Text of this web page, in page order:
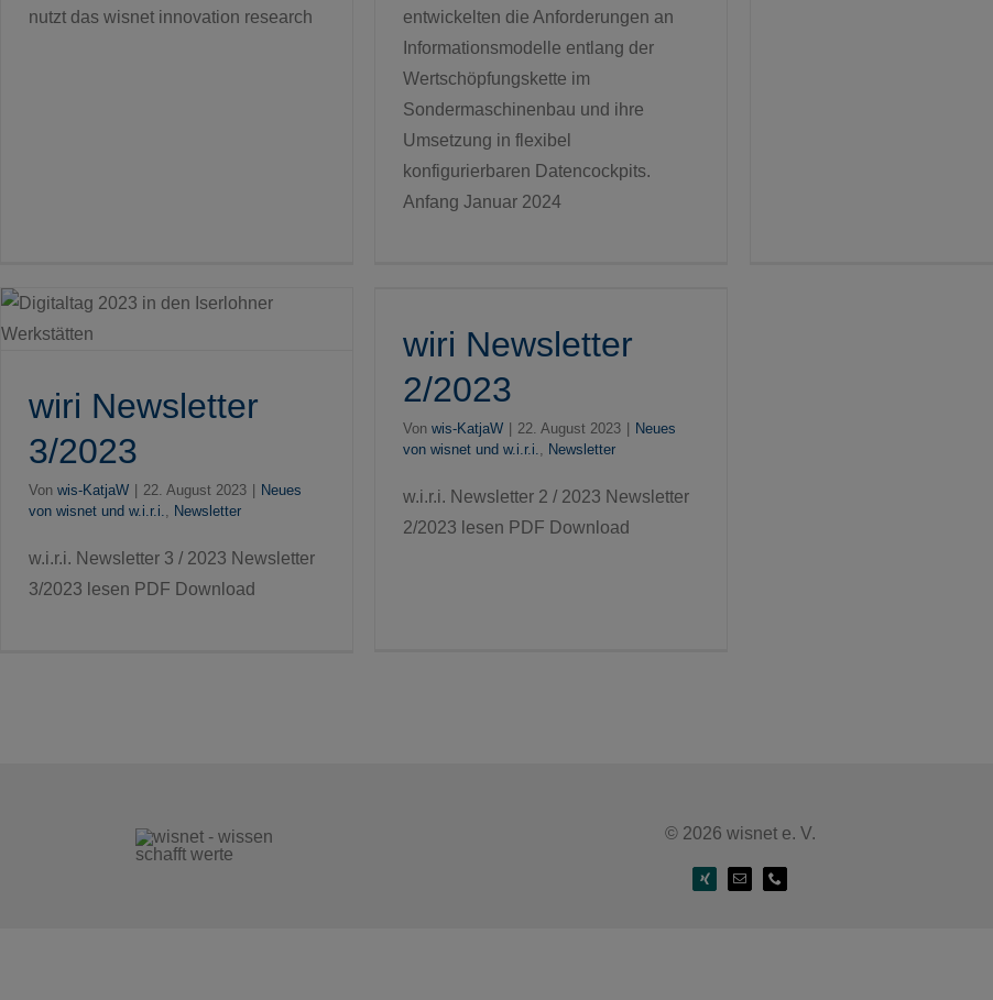
nutzt das wisnet innovation research
entwickelten die Anforderungen an
Informationsmodelle entlang der
Wertschöpfungskette im
Sondermaschinenbau und ihre
Umsetzung in flexibel
konfigurierbaren Datencockpits.
Anfang Januar 2024
wiri Newsletter
3/2023
Von wis-KatjaW 22. August 2023
Neues
von wisnet und w.i.r.i., Newsletter
w.i.r.i. Newsletter 3 / 2023 Newsletter
3/2023 lesen PDF Download
wiri Newsletter 2/2023
wiri Newsletter
2/2023
Von wis-KatjaW 22. August 2023
Neues
von wisnet und w.i.r.i., Newsletter
w.i.r.i. Newsletter 2 / 2023 Newsletter
2/2023 lesen PDF Download
© 2026 wisnet e. V.